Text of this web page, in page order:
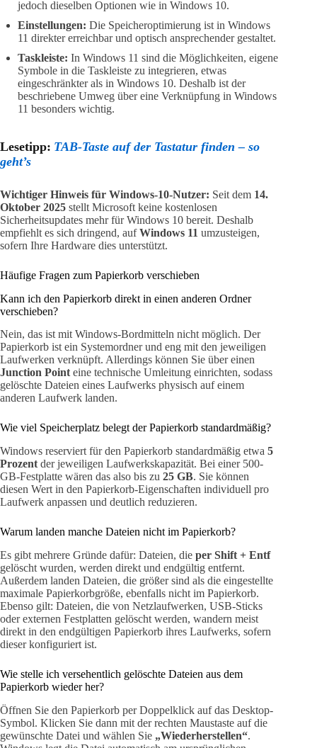
jedoch dieselben Optionen wie in Windows 10.
Einstellungen: Die Speicheroptimierung ist in Windows
11 direkter erreichbar und optisch ansprechender gestaltet.
Taskleiste: In Windows 11 sind die Möglichkeiten, eigene
Symbole in die Taskleiste zu integrieren, etwas
eingeschränkter als in Windows 10. Deshalb ist der
beschriebene Umweg über eine Verknüpfung in Windows
11 besonders wichtig.
Lesetipp: TAB-Taste auf der Tastatur finden – so
geht’s
Wichtiger Hinweis für Windows-10-Nutzer: Seit dem 14.
Oktober 2025 stellt Microsoft keine kostenlosen
Sicherheitsupdates mehr für Windows 10 bereit. Deshalb
empfiehlt es sich dringend, aufWindows 11 umzusteigen,
sofern Ihre Hardware dies unterstützt.
Häufige Fragen zum Papierkorb verschieben
Kann ich den Papierkorb direkt in einen anderen Ordner
verschieben?
Nein, das ist mit Windows-Bordmitteln nicht möglich. Der
Papierkorb ist ein Systemordner und eng mit den jeweiligen
Laufwerken verknüpft. Allerdings können Sie über einen
Junction Point eine technische Umleitung einrichten, sodass
gelöschte Dateien eines Laufwerks physisch auf einem
anderen Laufwerk landen.
Wie viel Speicherplatz belegt der Papierkorb standardmäßig?
Windows reserviert für den Papierkorb standardmäßig etwa 5
Prozent der jeweiligen Laufwerkskapazität. Bei einer 500-
GB-Festplatte wären das also bis zu 25 GB. Sie können
diesen Wert in den Papierkorb-Eigenschaften individuell pro
Laufwerk anpassen und deutlich reduzieren.
Warum landen manche Dateien nicht im Papierkorb?
Es gibt mehrere Gründe dafür: Dateien, die per Shift + Entf
gelöscht wurden, werden direkt und endgültig entfernt.
Außerdem landen Dateien, die größer sind als die eingestellte
maximale Papierkorbgröße, ebenfalls nicht im Papierkorb.
Ebenso gilt: Dateien, die von Netzlaufwerken, USB-Sticks
oder externen Festplatten gelöscht werden, wandern meist
direkt in den endgültigen Papierkorb ihres Laufwerks, sofern
dieser konfiguriert ist.
Wie stelle ich versehentlich gelöschte Dateien aus dem
Papierkorb wieder her?
Öffnen Sie den Papierkorb per Doppelklick auf das Desktop-
Symbol. Klicken Sie dann mit der rechten Maustaste auf die
gewünschte Datei und wählen Sie „Wiederherstellen“.